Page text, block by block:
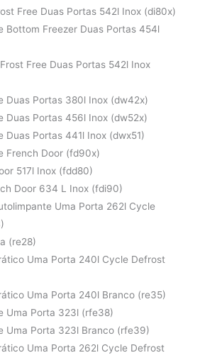
Free Duas Portas 542l Inox (di80x)
Bottom Freezer Duas Portas 454l
Free Duas Portas 542l Inox
Duas Portas 380l Inox (dw42x)
Duas Portas 456l Inox (dw52x)
Duas Portas 441l Inox (dwx51)
French Door (fd90x)
517l Inox (fdd80)
Door 634 L Inox (fdi90)
Uma Porta 262l Cycle
(re28)
Uma Porta 240l Cycle Defrost
Uma Porta 240l Branco (re35)
Uma Porta 323l (rfe38)
Uma Porta 323l Branco (rfe39)
Uma Porta 262l Cycle Defrost